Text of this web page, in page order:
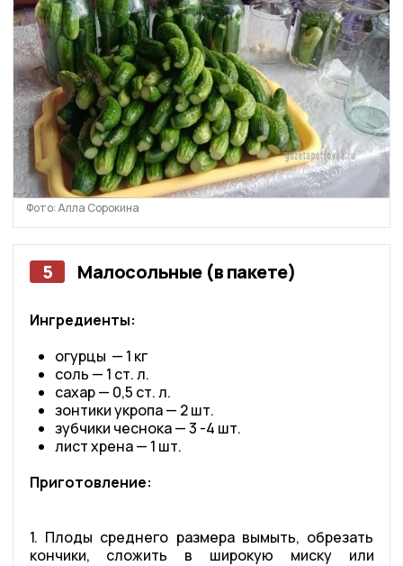
Фото: Алла Сорокина
5 Малосольные (в пакете)
Ингредиенты:
огурцы — 1 кг
соль — 1 ст. л.
сахар — 0,5 ст. л.
зонтики укропа — 2 шт.
зубчики чеснока — 3 -4 шт.
лист хрена — 1 шт.
Приготовление:
1. Плоды среднего размера вымыть, обрезать
кончики, сложить в широкую миску или